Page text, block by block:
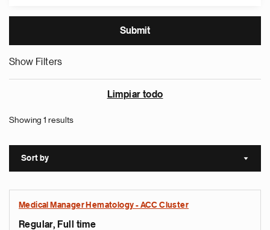
Show Filters
Limpiar todo
Showing 1 results
Sort by Sort
Medical Manager Hematology - ACC Cluster
Regular, Full time